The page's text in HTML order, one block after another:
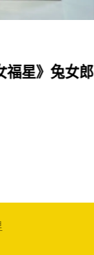
星》兔女郎